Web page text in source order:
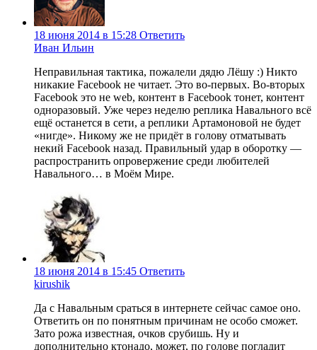
18 июня 2014 в 15:28 Ответить
Иван Ильин
Неправильная тактика, пожалели дядю Лёшу :) Никто
никакие Facebook не читает. Это во-первых. Во-вторых
Facebook это не web, контент в Facebook тонет, контент
одноразовый. Уже через неделю реплика Навального всё
ещё останется в сети, а реплики Артамоновой не будет
«нигде». Никому же не придёт в голову отматывать
некий Facebook назад. Правильный удар в оборотку —
распространить опровержение среди любителей
Навального… в Моём Мире.
18 июня 2014 в 15:45 Ответить
kirushik
Да с Навальным сраться в интернете сейчас самое оно.
Ответить он по понятным причинам не особо сможет.
Зато рожа известная, очков срубишь. Ну и
дополнительно ктонадо, может, по голове погладит